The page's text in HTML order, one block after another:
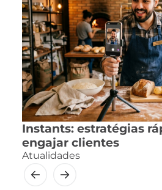
Instants: estratégias
engajar clientes
Atualidades